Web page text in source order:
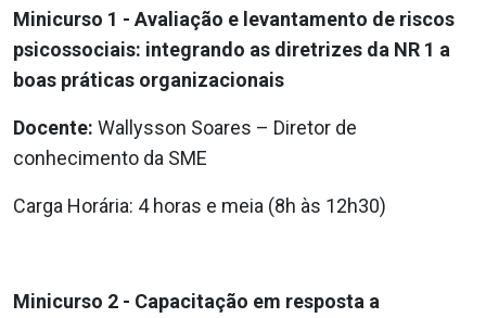
Minicurso 1 - Avaliação e levantamento de riscos
psicossociais: integrando as diretrizes da NR 1 a
boas práticas organizacionais
Docente: Wallysson Soares – Diretor de
conhecimento da SME
Carga Horária: 4 horas e meia (8h às 12h30)
Minicurso 2 - Capacitação em resposta a